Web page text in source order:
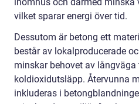
vilket sparar energi över tid.
Dessutom är betong ett
består av lokalproducerade
minskar behovet av
koldioxidutsläpp. Återvunna
inkluderas i